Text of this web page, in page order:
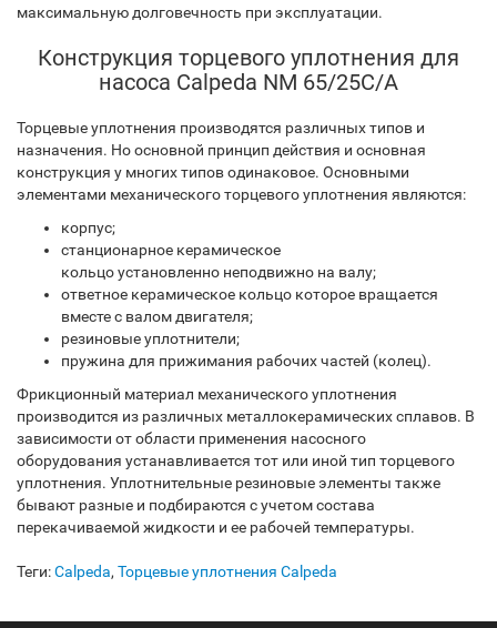
максимальную долговечность при эксплуатации.
Конструкция торцевого уплотнения для
насоса Calpeda NM 65/25C/A
Торцевые уплотнения производятся различных типов и
назначения. Но основной принцип действия и основная
конструкция у многих типов одинаковое. Основными
элементами механического торцевого уплотнения являются:
корпус;
станционарное керамическое
кольцо установленно неподвижно на валу;
ответное керамическое кольцо которое вращается
вместе с валом двигателя;
резиновые уплотнители;
пружина для прижимания рабочих частей (колец).
Фрикционный материал механического уплотнения
производится из различных металлокерамических сплавов. В
зависимости от области применения насосного
оборудования устанавливается тот или иной тип торцевого
уплотнения. Уплотнительные резиновые элементы также
бывают разные и подбираются с учетом состава
перекачиваемой жидкости и ее рабочей температуры.
Теги:Calpeda, Торцевые уплотнения Calpeda